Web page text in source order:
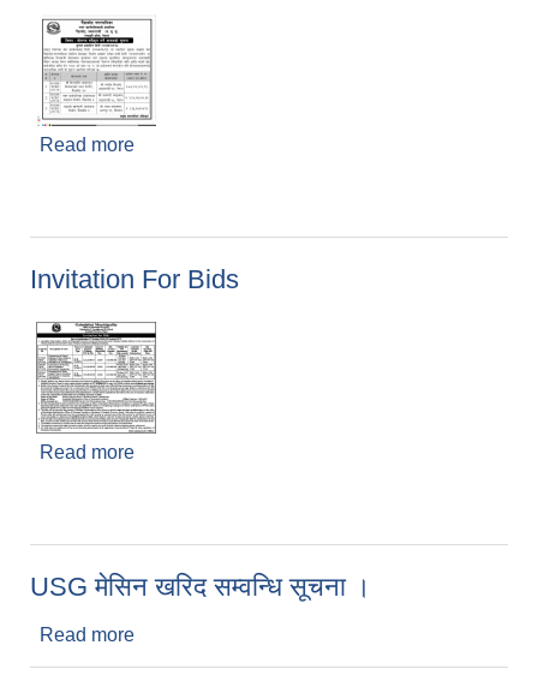
Read more
Invitation For Bids
Read more
USG मेसिन खरिद सम्वन्धि सूचना ।
Read more